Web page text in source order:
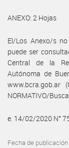
ANEXO: 2 Hojas
El/Los Anexo/s
puede ser
Central de la
Autónoma de
www.bcra.gob.ar
NORMATIVO/
e. 14/02/2020 N°
Fecha de